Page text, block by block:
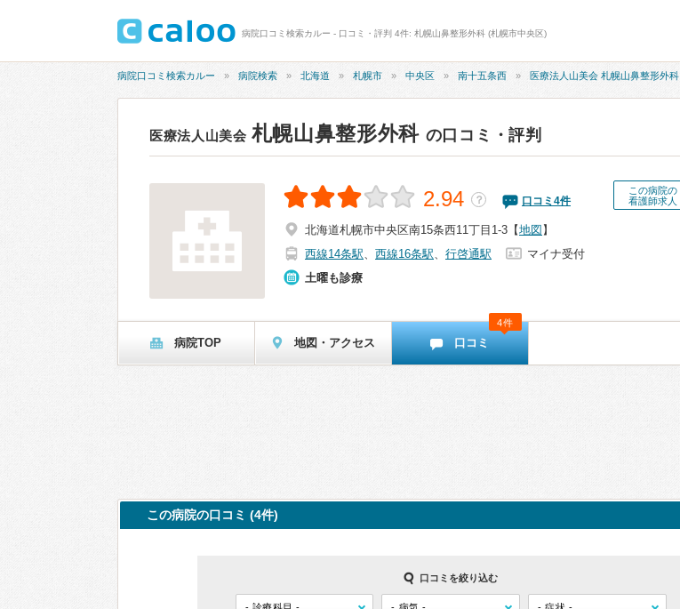
病院口コミ検索カルー - 口コミ・評判 4件: 札幌山鼻整形外科 (札幌市中央区)
病院口コミ検索カルー 病院検索 北海道 札幌市 中央区 南十五条西 医療法人山美会 札幌山鼻整形外科
医療法人山美会 札幌山鼻整形外科 の口コミ・評判
この病院の
看護師求人
2.94 ？ 口コミ 4件
北海道札幌市中央区南15条西11丁目1-3 【地図 】
西線14条駅、 西線16条駅、 行啓通駅
マイナ受付
土曜も診療
病院TOP 地図・アクセス 口コミ
4件
この病院の口コミ (4件)
口コミを絞り込む